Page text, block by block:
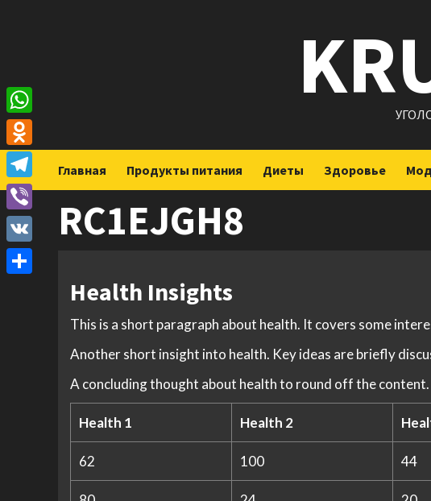
Главная Продукты питания Диеты Здоровье
RC1EJGH8
Health Insights
This is a short paragraph about health. It covers some
Another short insight into health. Key ideas are briefly
A concluding thought about health to round off the content.
Health 1 Health 2
62 100 44
WhatsApp
Odnoklassniki
Telegram
Viber
VK
Отправить